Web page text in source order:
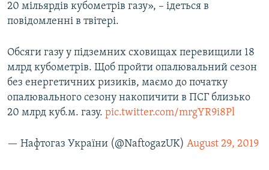
20 мільярдів кубометрів газу», – ідеться в
повідомленні в твітері.
Обсяги газу у підземних сховищах перевищили 18
млрд кубометрів. Щоб пройти опалювальний сезон
без енергетичних ризиків, маємо до початку
опалювального сезону накопичити в ПСГ близько
20 млрд куб.м. газу. pic.twitter.com/mrgYR9i8Pl
— Нафтогаз України (@NaftogazUK) August 29, 2019